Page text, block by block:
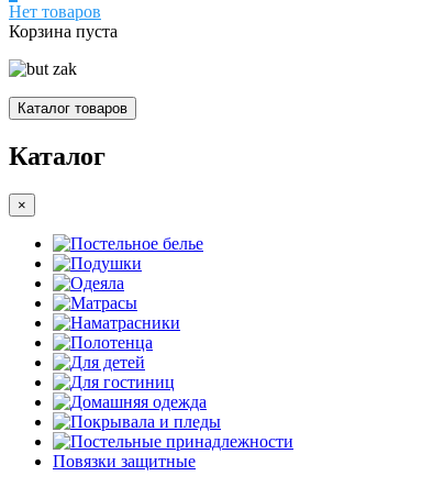
Нет товаров
Корзина пуста
Каталог товаров
Каталог
×
Постельное белье
Подушки
Одеяла
Матрасы
Наматрасники
Полотенца
Для детей
Для гостиниц
Домашняя одежда
Покрывала и пледы
Постельные принадлежности
Повязки защитные